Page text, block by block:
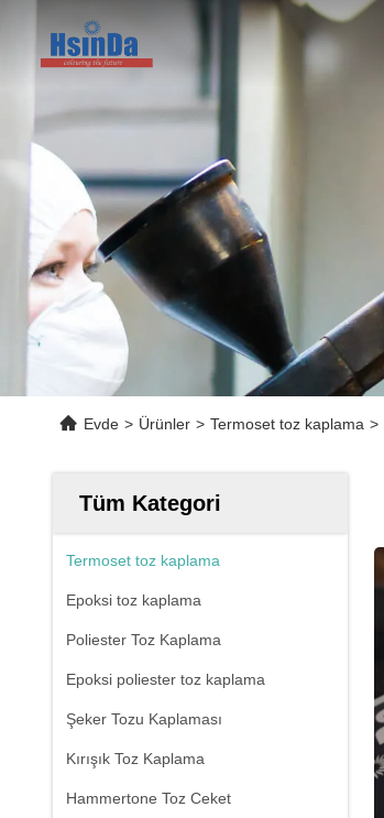
Evde > Ürünler > Termoset toz kaplama >
Tüm Kategori
Termoset toz kaplama
Epoksi toz kaplama
Poliester Toz Kaplama
Epoksi poliester toz kaplama
Şeker Tozu Kaplaması
Kırışık Toz Kaplama
Hammertone Toz Ceket